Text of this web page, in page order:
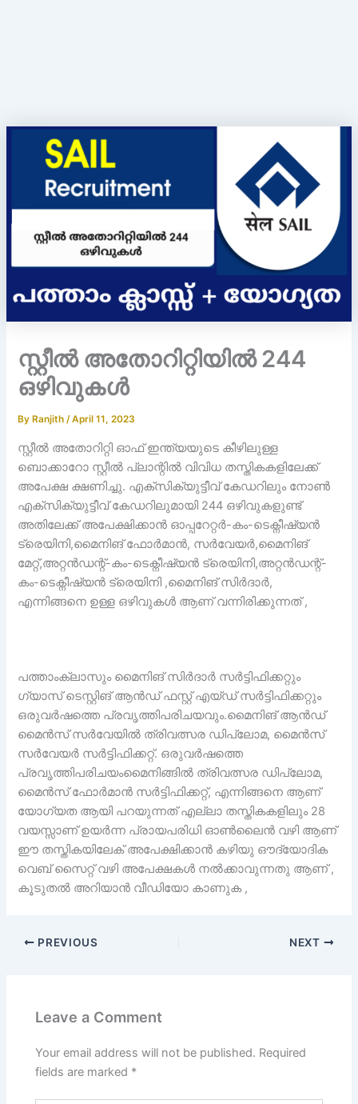
സ്റ്റീല്‍ അതോറിറ്റിയില്‍ 244
ഒഴിവുകൾ
By Ranjith/April 11, 2023
സ്റ്റീൽ അതോറിറ്റി ഓഫ് ഇന്ത്യയുടെ കീഴിലുള്ള
ബൊക്കാറോ സ്റ്റീൽ പ്ലാന്റിൽ വിവിധ തസ്തികകളിലേക്ക്
അപേക്ഷ ക്ഷണിച്ചു. എക്‌സിക്യുട്ടീവ് കേഡറിലും നോൺ
എക്‌സിക്യുട്ടീവ് കേഡറിലുമായി 244 ഒഴിവുകളുണ്ട്
അതിലേക്ക് അപേക്ഷിക്കാൻ ഓപ്പറേറ്റർ-കം-ടെക്നീഷ്യൻ
ട്രെയിനി,മൈനിങ് ഫോർമാൻ, സർവേയർ,മൈനിങ്
മേറ്റ്,അറ്റൻഡന്റ്-കം-ടെക്നീഷ്യൻ ട്രെയിനി,അറ്റൻഡന്റ്-
കം-ടെക്നീഷ്യൻ ട്രെയിനി ,മൈനിങ് സിർദാർ,
എന്നിങ്ങനെ ഉള്ള ഒഴിവുകൾ ആണ് വന്നിരിക്കുന്നത് ,
പത്താംക്ലാസും മൈനിങ് സിർദാർ സർട്ടിഫിക്കറ്റും
ഗ്യാസ് ടെസ്റ്റിങ് ആൻഡ് ഫസ്റ്റ് എയ്ഡ് സർട്ടിഫിക്കറ്റും
ഒരുവർഷത്തെ പ്രവൃത്തിപരിചയവും.മൈനിങ് ആൻഡ്
മൈൻസ് സർവേയിൽ ത്രിവത്സര ഡിപ്ലോമ, മൈൻസ്
സർവേയർ സർട്ടിഫിക്കറ്റ്. ഒരുവർഷത്തെ
പ്രവൃത്തിപരിചയംമൈനിങ്ങിൽ ത്രിവത്സര ഡിപ്ലോമ,
മൈൻസ് ഫോർമാൻ സർട്ടിഫിക്കറ്റ്, എന്നിങ്ങനെ ആണ്
യോഗ്യത ആയി പറയുന്നത് എല്ലാ തസ്തികകളിലും 28
വയസ്സാണ് ഉയർന്ന പ്രായപരിധി ഓൺലൈൻ വഴി ആണ്
ഈ തസ്തികയിലേക് അപേക്ഷിക്കാൻ കഴിയു ഔദ്യോദിക
വെബ് സൈറ്റ് വഴി അപേക്ഷകൾ നൽക്കാവുന്നതു ആണ് ,
കൂടുതൽ അറിയാൻ വീഡിയോ കാണുക ,
PREVIOUS NEXT
Leave a Comment
Your email address will not be published. Required
fields are marked *